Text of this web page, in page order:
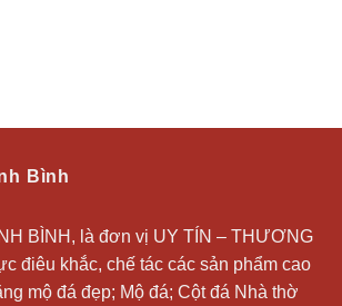
Bình
BÌNH, là đơn vị UY TÍN – THƯƠNG
điêu khắc, chế tác các sản phẩm cao
mộ đá đẹp; Mộ đá; Cột đá Nhà thờ